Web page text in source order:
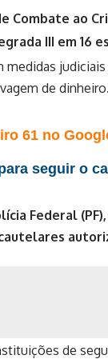
Combate ao
III em 16
de dinheiro.
61 no
seguir o
Federal
de